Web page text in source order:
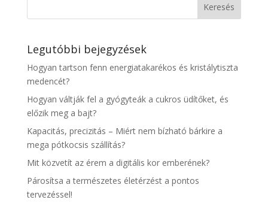
Legutóbbi bejegyzések
Hogyan tartson fenn energiatakarékos és kristálytiszta
medencét?
Hogyan váltják fel a gyógyteák a cukros üdítőket, és
előzik meg a bajt?
Kapacitás, precizitás – Miért nem bízható bárkire a
mega pótkocsis szállítás?
Mit közvetít az érem a digitális kor emberének?
Párosítsa a természetes életérzést a pontos
tervezéssel!